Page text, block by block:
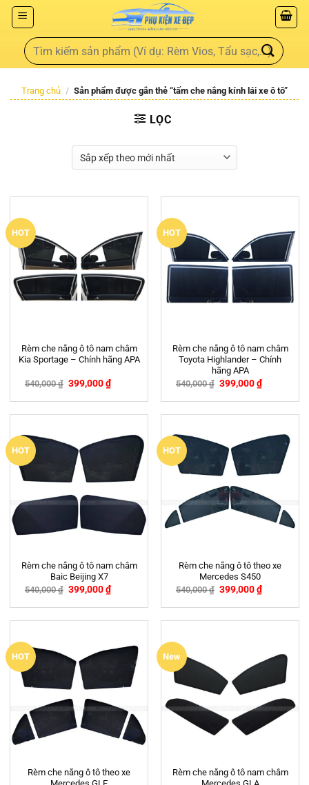
Trang chủ / Sản phẩm được gắn thẻ “tấm che nắng kính lái xe ô tô”
LỌC
HOT
Rèm che nắng ô tô nam châm
Kia Sportage – Chính hãng APA
540,000₫ 399,000₫
HOT
Rèm che nắng ô tô nam châm
Toyota Highlander – Chính
hãng APA
540,000₫ 399,000₫
HOT
Rèm che nắng ô tô nam châm
Baic Beijing X7
540,000₫ 399,000₫
HOT
Rèm che nắng ô tô theo xe
Mercedes S450
540,000₫ 399,000₫
HOT
Rèm che nắng ô tô theo xe
New
Rèm che nắng ô tô nam châm